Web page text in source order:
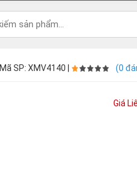
Mã SP: XMV4140 | (0
Giá